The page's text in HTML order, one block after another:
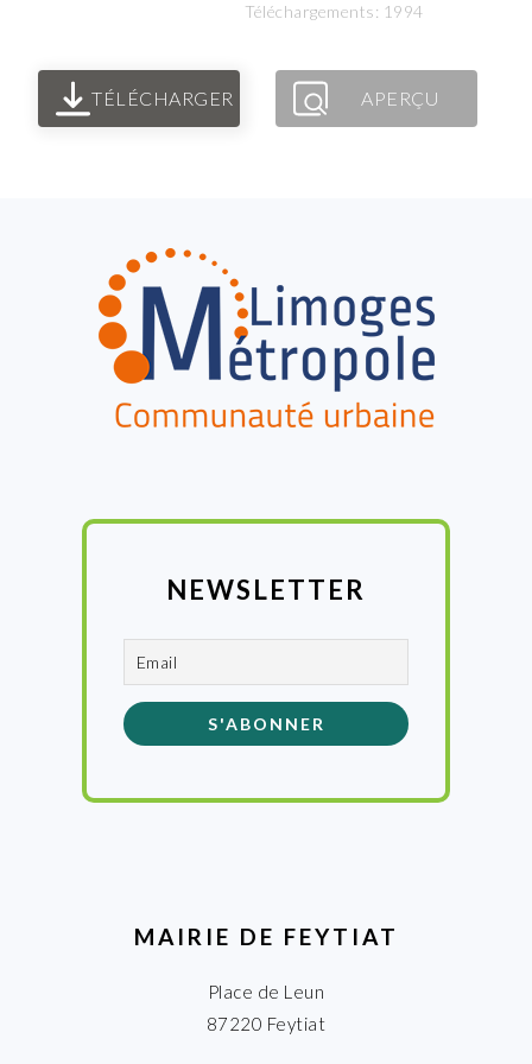
Téléchargements: 1994
TÉLÉCHARGER APERÇU
NEWSLETTER
MAIRIE DE FEYTIAT
Place de Leun
87220 Feytiat